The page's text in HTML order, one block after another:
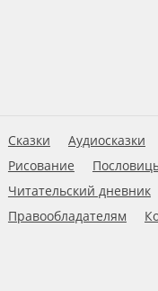
Сказки Аудиосказки
Рисование
Читательский дневник
Правообладателям